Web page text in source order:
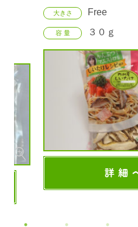
大きさ Free
容 量 ３０ｇ